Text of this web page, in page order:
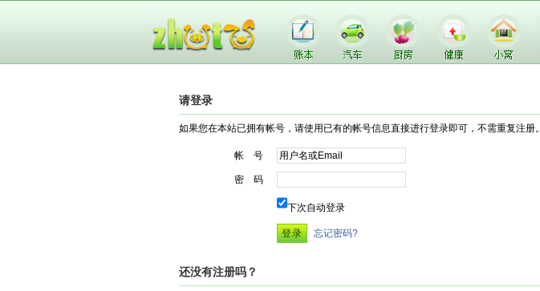
请登录
如果您在本站已拥有帐号，请使用已有的帐号信息直接进行登录即可，不需重复注册。
帐 号
密 码
下次自动登录
忘记密码?
还没有注册吗？